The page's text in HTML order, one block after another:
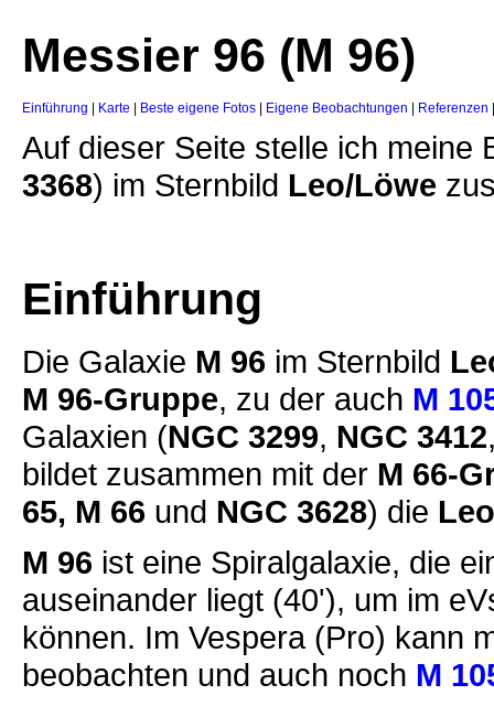
Messier 96 (M 96)
Einführung Karte Beste eigene Fotos Eigene Beobachtungen Referenzen
Auf dieser Seite stelle ich
3368) im Sternbild Leo/Löwe
Einführung
Die Galaxie M 96 im Sternbild
M 96-Gruppe, zu der auch M
Galaxien (NGC 3299, NGC 3412
bildet zusammen mit der M 66-
65, M 66 und NGC 3628) die
M 96 ist eine Spiralgalaxie, die
auseinander liegt (40'), um im
können. Im Vespera (Pro) kann
beobachten und auch noch M